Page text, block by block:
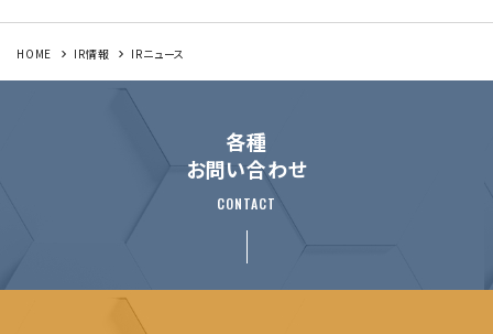
HOME IR情報 IRニュース
各種
お問い合わせ
CONTACT